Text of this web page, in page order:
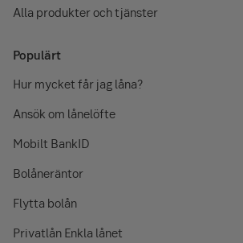
Alla produkter och tjänster
Populärt
Hur mycket får jag låna?
Ansök om lånelöfte
Mobilt BankID
Bolåneräntor
Flytta bolån
Privatlån Enkla lånet